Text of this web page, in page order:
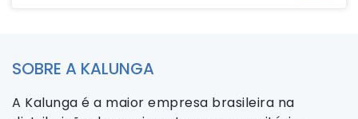
SOBRE A KALUNGA
A Kalunga é a maior empresa brasileira na